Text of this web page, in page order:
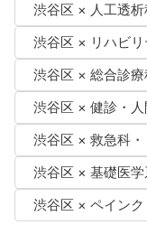
渋谷区 × 人工透析
渋谷区 × リハビ
渋谷区 × 総合診療
渋谷区 × 健診・人
渋谷区 × 救急科・
渋谷区 × 基礎医学
渋谷区 × ペインク